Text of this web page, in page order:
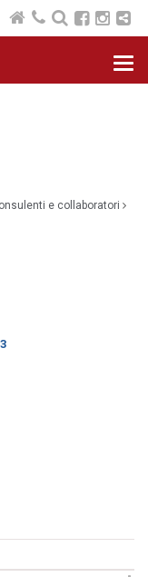
e collaboratori